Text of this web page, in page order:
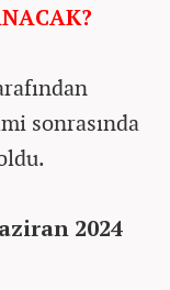
sonrasında
2024